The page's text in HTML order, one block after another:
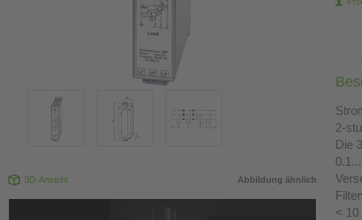
3D-Ansicht Abbildung ähnlich
2-
Die
<